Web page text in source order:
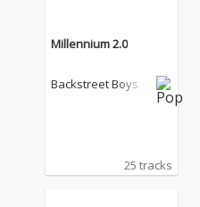
Millennium 2.0
Backstreet Boys
25 tracks